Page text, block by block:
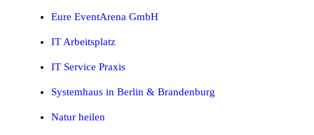
Eure EventArena GmbH
IT Arbeitsplatz
IT Service Praxis
Systemhaus in Berlin & Brandenburg
Natur heilen